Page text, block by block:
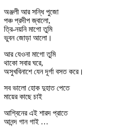
অঞ্জলী আর সন্ধি পুজো
পঞ্চ প্রদীপ জ্বালো,
ত্রি-নয়নি মাগো তুমি
ভুবন জোড়া আলো।
আর যেওনা মাগো তুমি
থাকো সবার ঘরে,
অসুখবিনাশে যেন দূর্গা বসত করে।
সব ভালো হোক দুহাত পেতে
মায়ের কাছে চাই
আশ্বিনের এই শারদ প্রাতে
আনন্দ গান গাই …